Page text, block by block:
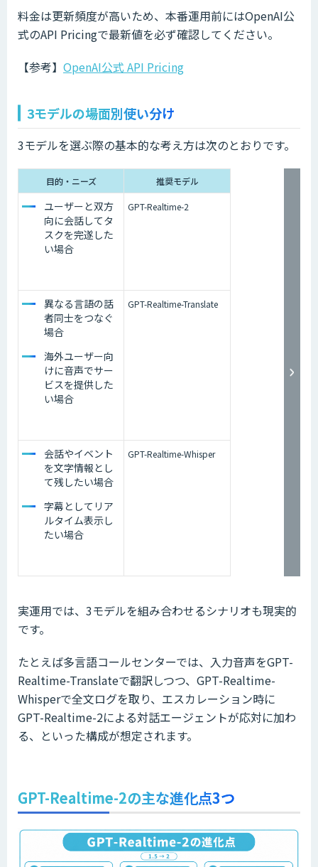
料金は更新頻度が高いため、本番運用前にはOpenAI公
式のAPI Pricingで最新値を必ず確認してください。
【参考】 OpenAI公式 API Pricing
3モデルの場面別使い分け
3モデルを選ぶ際の基本的な考え方は次のとおりです。
目的・ニーズ 推奨モデル
ユーザーと双方
向に会話してタ
スクを完遂した
い場合
GPT-Realtime-2
異なる言語の話
者同士をつなぐ
場合
海外ユーザー向
けに音声でサー
ビスを提供した
い場合
GPT-Realtime-Translate
会話やイベント
を文字情報とし
て残したい場合
字幕としてリア
ルタイム表示し
たい場合
GPT-Realtime-Whisper
実運用では、3モデルを組み合わせるシナリオも現実的
です。
たとえば多言語コールセンターでは、入力音声をGPT-
Realtime-Translateで翻訳しつつ、GPT-Realtime-
Whisperで全文ログを取り、エスカレーション時に
GPT-Realtime-2による対話エージェントが応対に加わ
る、といった構成が想定されます。
GPT-Realtime-2の主な進化点3つ